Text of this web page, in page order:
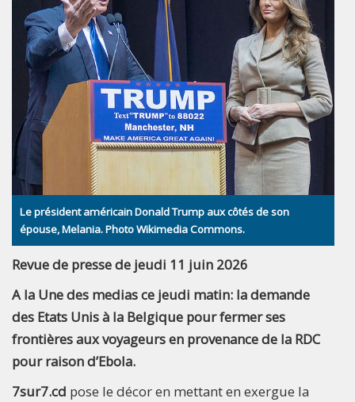
Le président américain Donald Trump aux côtés de son
épouse, Melania. Photo Wikimedia Commons.
Revue de presse de jeudi 11 juin 2026
A la Une des medias ce jeudi matin: la demande
des Etats Unis à la Belgique pour fermer ses
frontières aux voyageurs en provenance de la RDC
pour raison d’Ebola.
7sur7.cd pose le décor en mettant en exergue la